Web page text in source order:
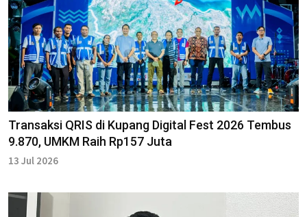
Transaksi QRIS di Kupang Digital Fest 2026 Tembus
9.870, UMKM Raih Rp157 Juta
13 Jul 2026